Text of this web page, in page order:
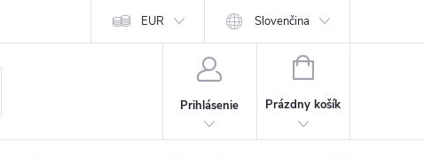
ochrany osobných údajov EUR Slovenčina
Prihlásenie
NÁKUPNÝ
Prázdny košík